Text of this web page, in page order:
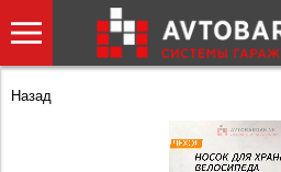
Назад